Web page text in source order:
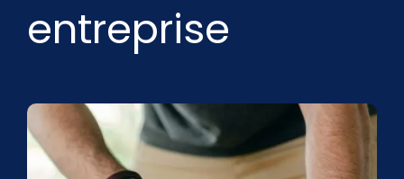
entreprise